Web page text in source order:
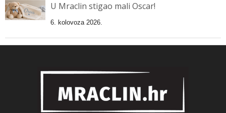
U Mraclin stigao mali Oscar!
6. kolovoza 2026.